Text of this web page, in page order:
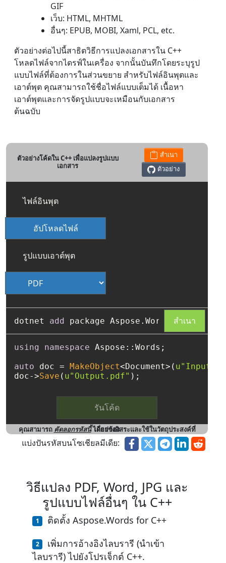
GIF
เว็บ: HTML, MHTML
อื่นๆ: EPUB, MOBI, Xaml, PCL, etc.
ตัวอย่างต่อไปนี้สาธิตวิธีการแปลงเอกสารใน C++
โหลดไฟล์จากไดรฟ์ในเครื่อง จากนั้นบันทึกโดยระบุรูป
แบบไฟล์ที่ต้องการในส่วนขยาย สำหรับไฟล์อินพุตและ
เอาต์พุต คุณสามารถใช้ชื่อไฟล์แบบเต็มได้ เนื้อหา
เอาต์พุตและการจัดรูปแบบจะเหมือนกับเอกสาร
ต้นฉบับ
ตัวอย่างโค้ดใน C++ เพื่อแปลงรูปแบบ
เอกสาร
สำเนา
ตัวอย่าง
ไฟล์อินพุต
อัปโหลดไฟล์
รูปแบบเอาต์พุต
dotnet add สำเนา
using namespace Aspose::Words;
auto doc = MakeObject<Document>(
doc->Save ( u"Output.pdf"
รันโค้ด
คุณสามารถ คัดลอกรหัสนี้ ได้อย่างอิสระและใช้ในวัตถุประสงค์ที่เกี่ยวข้อง
แบ่งปันรหัสบนโซเชียลมีเดีย:
วิธีแปลง PDF, Word, JPG และ
รูปแบบไฟล์อื่นๆ ใน C++
ติดตั้ง Aspose.Words for C++
เพิ่มการอ้างอิงไลบรารี (นำเข้า
ไลบรารี) ไปยังโปรเจ็กต์ C++.